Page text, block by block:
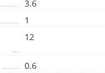
3.6
1
12
0.6